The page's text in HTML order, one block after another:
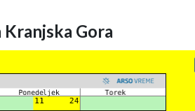
Gora